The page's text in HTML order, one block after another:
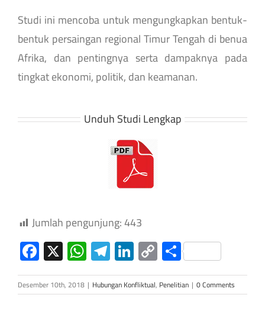
Studi ini mencoba untuk mengungkapkan bentuk-
bentuk persaingan regional Timur Tengah di benua
Afrika, dan pentingnya serta dampaknya pada
tingkat ekonomi, politik, dan keamanan.
Unduh Studi Lengkap
Jumlah pengunjung:443
Facebook
X WhatsApp
Telegram
LinkedIn
Copy
Link
Share
Desember 10th, 2018 | Hubungan Konfliktual, Penelitian | 0 Comments